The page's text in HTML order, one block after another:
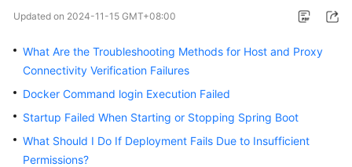
Overview
Billing
Started
User
Guide
Updated on 2024-11-15 GMT+08:00
What Are the Troubleshooting Methods for Host and Proxy
Connectivity Verification Failures
Docker Command login Execution Failed
Startup Failed When Starting or Stopping Spring Boot
What Should I Do If Deployment Fails Due to Insufficient
Permissions?